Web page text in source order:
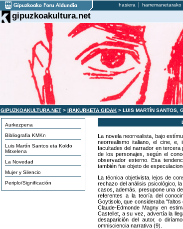
hasiera harremanetarako
gipuzkoakultura.net
GIPUZKOAKULTURA.NET > IRAKURKETA GIDAK > LUIS MARTÍN SANTOS,
Aurkezpena
Bibliografia KMKn
Luis Martín Santos eta Koldo
Mitxelena
La Novedad
Mujer y Silencio
Periplo/Significación
La novela neorrealista, bajo
neorrealismo italiano, el cine,
facultades del narrador en
de los personajes, según el
observador externo. Esa
también fue objeto de
La técnica objetivista, lejos de
rechazo del análisis psicológico,
casos, además, presupone una
referentes a la teoría del
Goytisolo, que consideraba
Claude-Edmonde Magny en
Castellet, a su vez, advertía la
desaparición del autor, o
omnisciencia narrativa (9).